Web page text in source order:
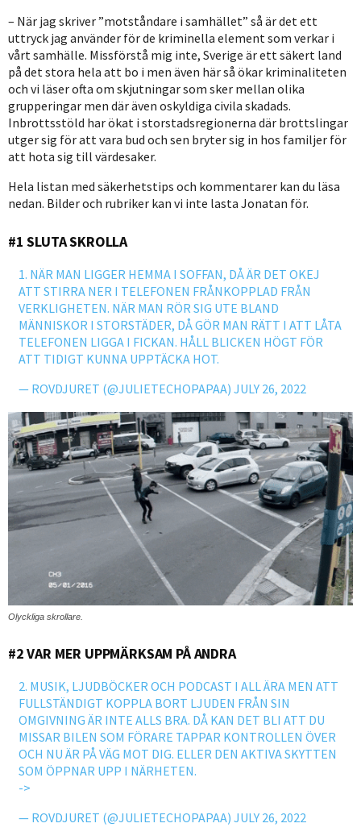
När jag skriver ”motståndare i samhället” så är det ett
uttryck jag använder för de kriminella element som verkar i
vårt samhälle. Missförstå mig inte, Sverige är ett säkert land
på det stora hela att bo i men även här så ökar kriminaliteten
och vi läser ofta om skjutningar som sker mellan olika
grupperingar men där även oskyldiga civila skadads.
Inbrottsstöld har ökat i storstadsregionerna där brottslingar
utger sig för att vara bud och sen bryter sig in hos familjer för
att hota sig till värdesaker.
Hela listan med säkerhetstips och kommentarer kan du läsa
nedan. Bilder och rubriker kan vi inte lasta Jonatan för.
#1 SLUTA SKROLLA
1. NÄR MAN LIGGER HEMMA I SOFFAN, DÅ ÄR DET OKEJ
ATT STIRRA NER I TELEFONEN FRÅNKOPPLAD FRÅN
VERKLIGHETEN. NÄR MAN RÖR SIG UTE BLAND
MÄNNISKOR I STORSTÄDER, DÅ GÖR MAN RÄTT I ATT LÅTA
TELEFONEN LIGGA I FICKAN. HÅLL BLICKEN HÖGT FÖR
ATT TIDIGT KUNNA UPPTÄCKA HOT.
— ROVDJURET (@JULIETECHOPAPAA) JULY 26, 2022
Olyckliga skrollare.
#2 VAR MER UPPMÄRKSAM PÅ ANDRA
2. MUSIK, LJUDBÖCKER OCH PODCAST I ALL ÄRA MEN ATT
FULLSTÄNDIGT KOPPLA BORT LJUDEN FRÅN SIN
OMGIVNING ÄR INTE ALLS BRA. DÅ KAN DET BLI ATT DU
MISSAR BILEN SOM FÖRARE TAPPAR KONTROLLEN ÖVER
OCH NU ÄR PÅ VÄG MOT DIG. ELLER DEN AKTIVA SKYTTEN
SOM ÖPPNAR UPP I NÄRHETEN.
->
— ROVDJURET (@JULIETECHOPAPAA) JULY 26, 2022